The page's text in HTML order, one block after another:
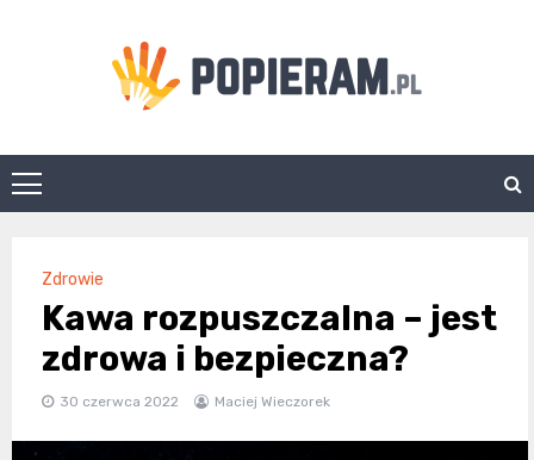
Popieram.pl
Zdrowie
Kawa rozpuszczalna – jest
zdrowa i bezpieczna?
30 czerwca 2022 Maciej Wieczorek